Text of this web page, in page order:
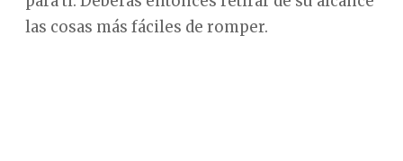
las cosas más fáciles de romper.